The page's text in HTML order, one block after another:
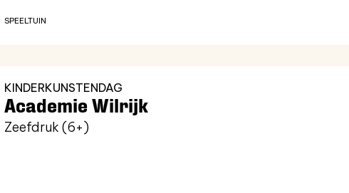
SPEELTUIN
Academie Wilrijk
Zeefdruk (6+)
KINDERKUNSTENDAG